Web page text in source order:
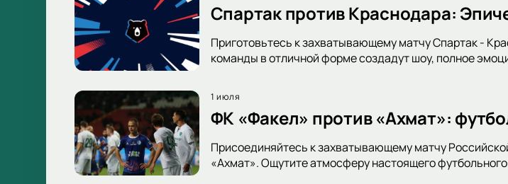
Спартак против Краснодара:
Приготовьтесь к захватывающему матчу Спартак -
команды в отличной форме создадут шоу, полное
1 июля
ФК «Факел» против «Ахмат»:
Присоединяйтесь к захватывающему матчу
«Ахмат». Ощутите атмосферу настоящего